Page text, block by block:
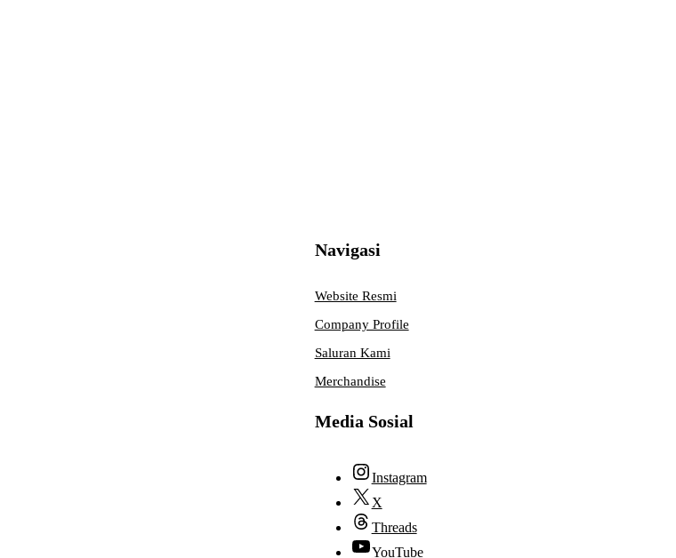
Navigasi
Website Resmi
Company Profile
Saluran Kami
Merchandise
Media Sosial
Instagram
X
Threads
YouTube